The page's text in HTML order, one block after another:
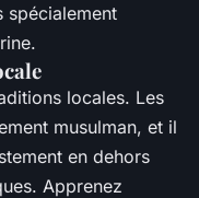
spécialement
locales. Les
musulman, et il
en dehors
Apprenez